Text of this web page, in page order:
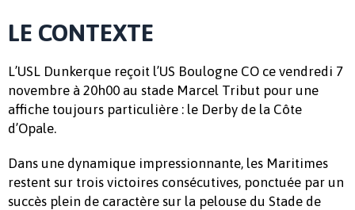
LE CONTEXTE
L’USL Dunkerque reçoit l’US Boulogne CO ce vendredi 7
novembre à 20h00 au stade Marcel Tribut pour une
affiche toujours particulière : le Derby de la Côte
d’Opale.
Dans une dynamique impressionnante, les Maritimes
restent sur trois victoires consécutives, ponctuée par un
succès plein de caractère sur la pelouse du Stade de